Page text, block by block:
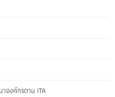
องค์กรตาม ITA